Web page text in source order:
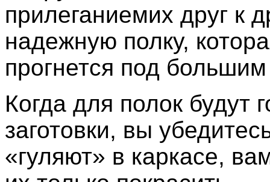
прилеганиемих друг к
надежную полку,
прогнется под
Когда для полок будут
заготовки, вы
«гуляют» в каркасе,